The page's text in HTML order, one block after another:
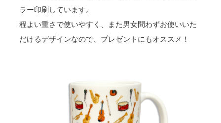
ラー印刷しています。
程よい重さで使いやすく、また男女問わずお使いいた
だけるデザインなので、プレゼントにもオススメ！